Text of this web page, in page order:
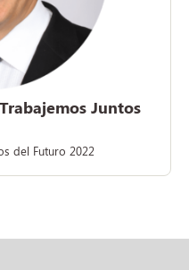
Juntos
del Futuro 2022